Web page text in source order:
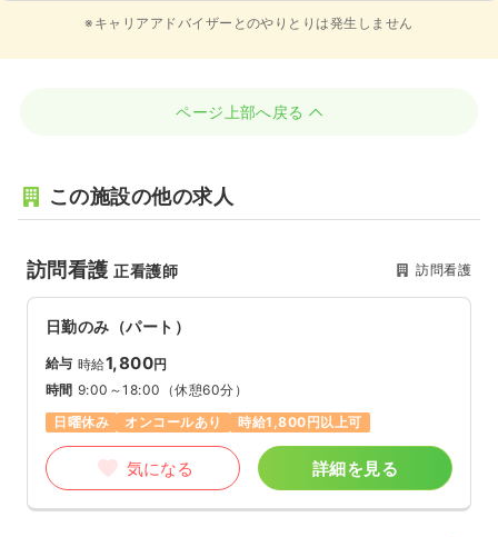
※キャリアアドバイザーとのやりとりは発生しません
ページ上部へ戻る
この施設の他の求人
訪問看護正看護師 訪問看護
日勤のみ（パート）
給与 時給1,800円
時間 9:00～18:00 （休憩60分）
日曜休み
オンコールあり 時給1,800円以上可
気になる 詳細を見る